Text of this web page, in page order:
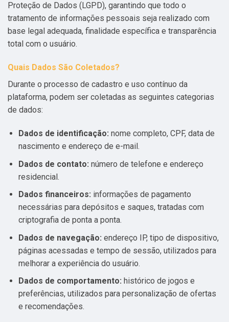
Proteção de Dados (LGPD), garantindo que todo o
tratamento de informações pessoais seja realizado com
base legal adequada, finalidade específica e transparência
total com o usuário.
Quais Dados São Coletados?
Durante o processo de cadastro e uso contínuo da
plataforma, podem ser coletadas as seguintes categorias
de dados:
Dados de identificação: nome completo, CPF, data de
nascimento e endereço de e-mail.
Dados de contato: número de telefone e endereço
residencial.
Dados financeiros: informações de pagamento
necessárias para depósitos e saques, tratadas com
criptografia de ponta a ponta.
Dados de navegação: endereço IP, tipo de dispositivo,
páginas acessadas e tempo de sessão, utilizados para
melhorar a experiência do usuário.
Dados de comportamento: histórico de jogos e
preferências, utilizados para personalização de ofertas
e recomendações.